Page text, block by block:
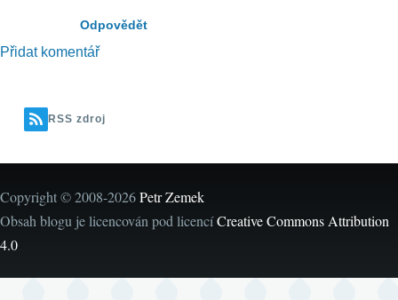
Odpovědět
Přidat komentář
RSS zdroj
Copyright © 2008-2026Petr Zemek
Obsah blogu je licencován pod licencíCreative Commons Attribution
4.0